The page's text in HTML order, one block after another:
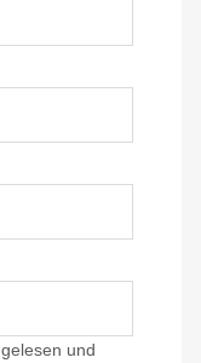
gelesen und